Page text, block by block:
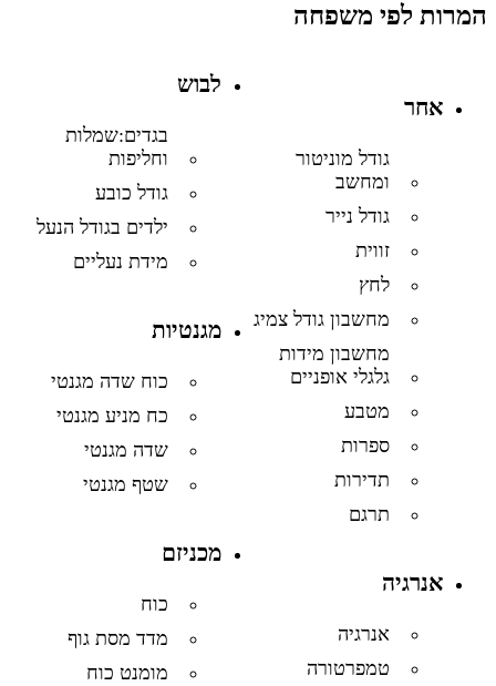
המרות לפי משפחה
אחר
גודל מוניטור
ומחשב
גודל נייר
זווית
לחץ
מחשבון גודל צמיג
מחשבון מידות
גלגלי אופניים
מטבע
ספרות
תדירות
תרגם
אנרגיה
אנרגיה
טמפרטורה
לבוש
בגדים:שמלות
וחליפות
גודל כובע
ילדים בגודל הנעל
מידת נעליים
מגנטיות
כוח שדה מגנטי
כח מניע מגנטי
שדה מגנטי
שטף מגנטי
מכניזם
כוח
מדד מסת גוף
מומנט כוח